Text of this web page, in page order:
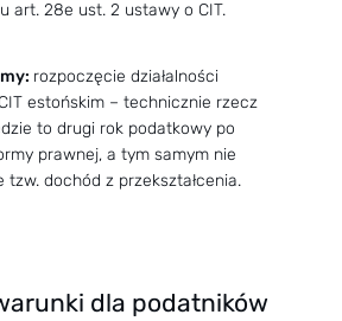
art. 28e ust. 2 ustawy o CIT.
rozpoczęcie działalności
estońskim – technicznie rzecz
to drugi rok podatkowy po
prawnej, a tym samym nie
tzw. dochód z przekształcenia.
dla podatników